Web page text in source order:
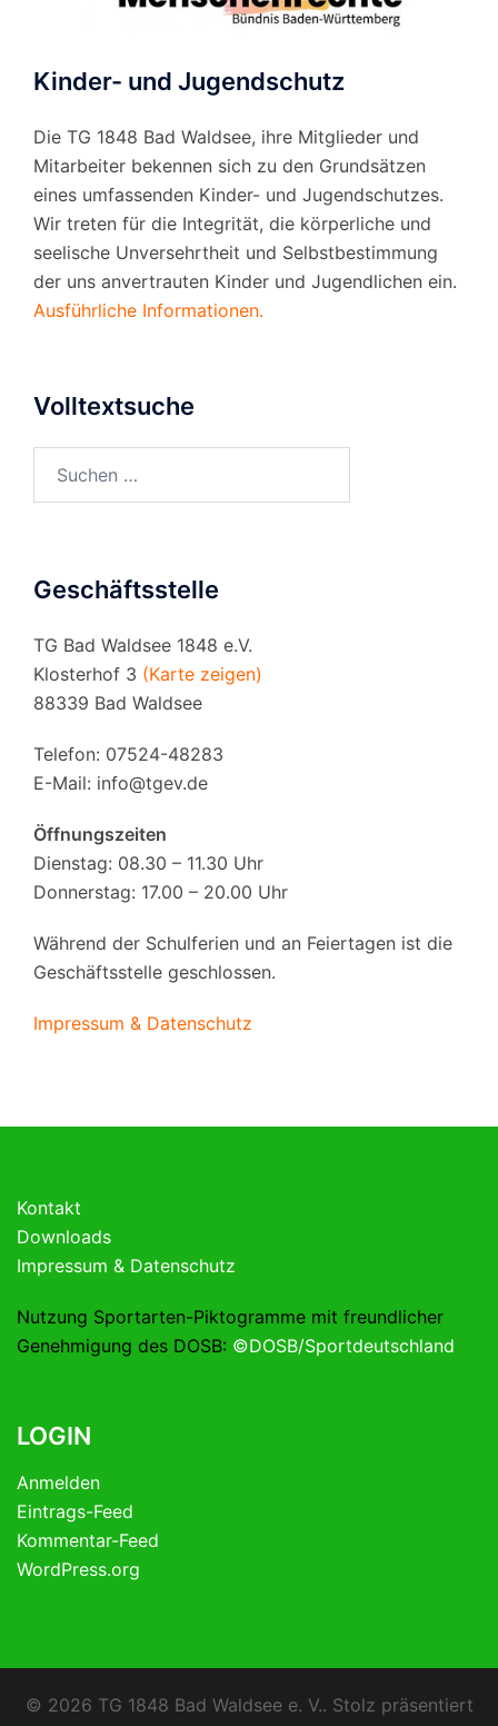
Kinder- und Jugendschutz
Die TG 1848 Bad Waldsee, ihre Mitglieder und
Mitarbeiter bekennen sich zu den Grundsätzen
eines umfassenden Kinder- und Jugendschutzes.
Wir treten für die Integrität, die körperliche und
seelische Unversehrtheit und Selbstbestimmung
der uns anvertrauten Kinder und Jugendlichen ein.
Ausführliche Informationen.
Volltextsuche
nach:
Geschäftsstelle
TG Bad Waldsee 1848 e.V.
Klosterhof 3 (Karte zeigen)
88339 Bad Waldsee
Telefon: 07524-48283
E-Mail: info@tgev.de
Öffnungszeiten
Dienstag: 08.30 – 11.30 Uhr
Donnerstag: 17.00 – 20.00 Uhr
Während der Schulferien und an Feiertagen ist die
Geschäftsstelle geschlossen.
Impressum & Datenschutz
Kontakt
Downloads
Impressum & Datenschutz
Nutzung Sportarten-Piktogramme mit freundlicher
Genehmigung des DOSB: ©DOSB/Sportdeutschland
LOGIN
Anmelden
Eintrags-Feed
Kommentar-Feed
WordPress.org
© 2026 TG 1848 Bad Waldsee e. V.. Stolz präsentiert